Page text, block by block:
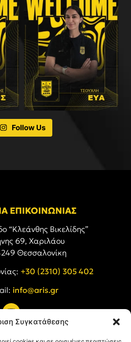
Συγκατάθεσης
Follow Us
ΕΠΙΚΟΙΝΩΝΙΑΣ
“Κλεάνθης Βικελίδης”
69, Χαριλάου
Θεσσαλονίκη
+30 (2310) 305 402
info@aris.gr